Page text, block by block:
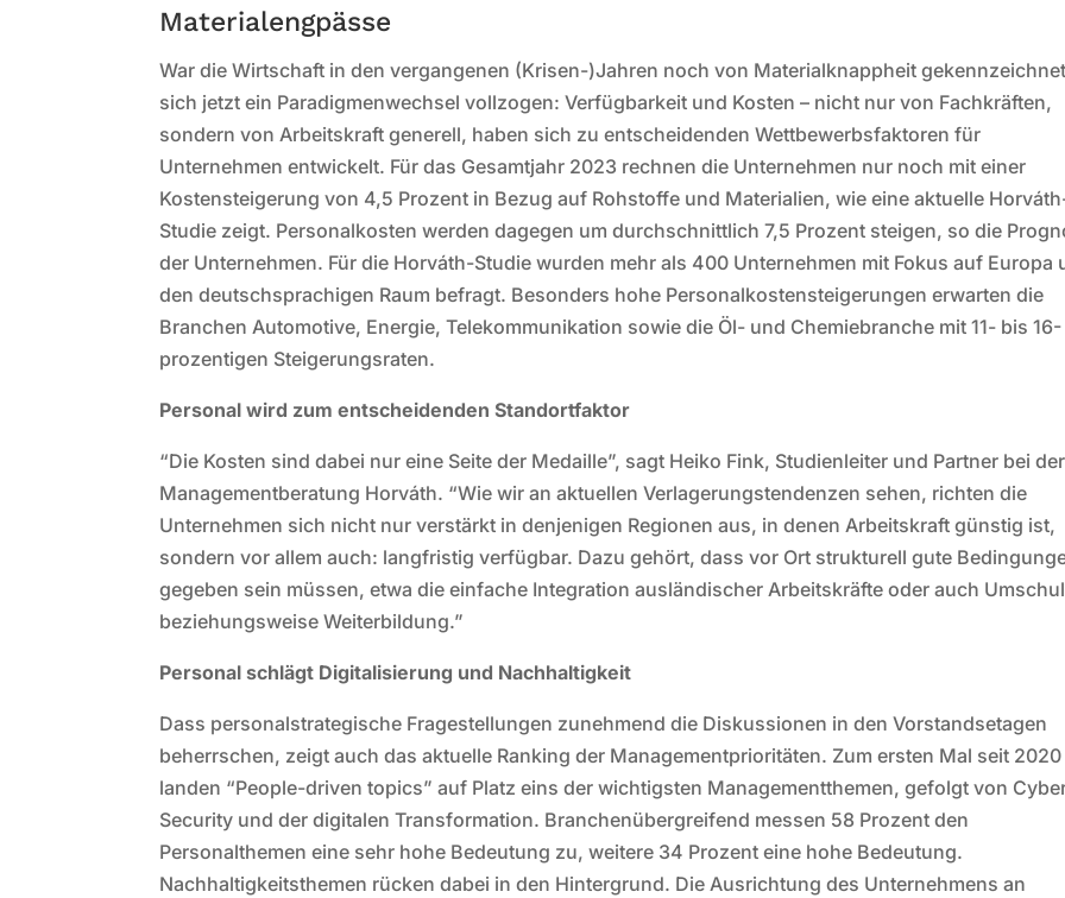
Materialengpässe
War die Wirtschaft in den vergangenen (Krisen-)Jahren noch von Materialknappheit
sich jetzt ein Paradigmenwechsel vollzogen: Verfügbarkeit und Kosten – nicht nur von Fachkräften,
sondern von Arbeitskraft generell, haben sich zu entscheidenden Wettbewerbsfaktoren für
Unternehmen entwickelt. Für das Gesamtjahr 2023 rechnen die Unternehmen nur noch mit einer
Kostensteigerung von 4,5 Prozent in Bezug auf Rohstoffe und Materialien, wie eine aktuelle
Studie zeigt. Personalkosten werden dagegen um durchschnittlich 7,5 Prozent steigen, so die
der Unternehmen. Für die Horváth-Studie wurden mehr als 400 Unternehmen mit Fokus auf Europa
den deutschsprachigen Raum befragt. Besonders hohe Personalkostensteigerungen erwarten die
Branchen Automotive, Energie, Telekommunikation sowie die Öl- und Chemiebranche mit 11- bis 16-
prozentigen Steigerungsraten.
Personal wird zum entscheidenden Standortfaktor
“Die Kosten sind dabei nur eine Seite der Medaille”, sagt Heiko Fink, Studienleiter und Partner bei der
Managementberatung Horváth. “Wie wir an aktuellen Verlagerungstendenzen sehen, richten die
Unternehmen sich nicht nur verstärkt in denjenigen Regionen aus, in denen Arbeitskraft günstig ist,
sondern vor allem auch: langfristig verfügbar. Dazu gehört, dass vor Ort strukturell gute
gegeben sein müssen, etwa die einfache Integration ausländischer Arbeitskräfte oder auch
beziehungsweise Weiterbildung.”
Personal schlägt Digitalisierung und Nachhaltigkeit
Dass personalstrategische Fragestellungen zunehmend die Diskussionen in den Vorstandsetagen
beherrschen, zeigt auch das aktuelle Ranking der Managementprioritäten. Zum ersten Mal seit 2020
landen “People-driven topics” auf Platz eins der wichtigsten Managementthemen, gefolgt von
Security und der digitalen Transformation. Branchenübergreifend messen 58 Prozent den
Personalthemen eine sehr hohe Bedeutung zu, weitere 34 Prozent eine hohe Bedeutung.
Nachhaltigkeitsthemen rücken dabei in den Hintergrund. Die Ausrichtung des Unternehmens an